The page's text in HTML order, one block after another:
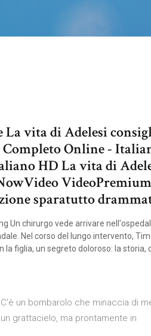
La vita di Adelesi
Online -
HD La vita di
sparatutto
Un chirurgo vede arrivare
Nel corso del lungo intervento,
la figlia, un segreto doloroso: la
un bombarolo che minaccia di
grattacielo, ma prontamente in